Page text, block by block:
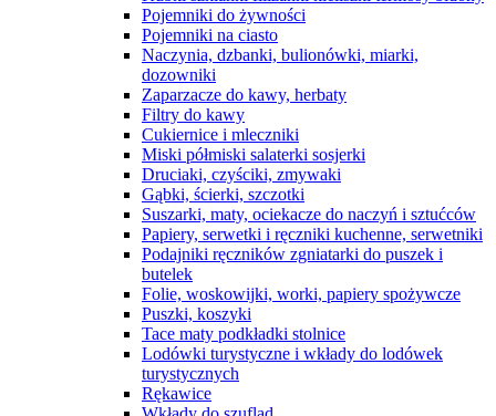
Pojemniki do żywności
Pojemniki na ciasto
Naczynia, dzbanki, bulionówki, miarki,
dozowniki
Zaparzacze do kawy, herbaty
Filtry do kawy
Cukiernice i mleczniki
Miski półmiski salaterki sosjerki
Druciaki, czyściki, zmywaki
Gąbki, ścierki, szczotki
Suszarki, maty, ociekacze do naczyń i sztućców
Papiery, serwetki i ręczniki kuchenne, serwetniki
Podajniki ręczników zgniatarki do puszek i
butelek
Folie, woskowijki, worki, papiery spożywcze
Puszki, koszyki
Tace maty podkładki stolnice
Lodówki turystyczne i wkłady do lodówek
turystycznych
Rękawice